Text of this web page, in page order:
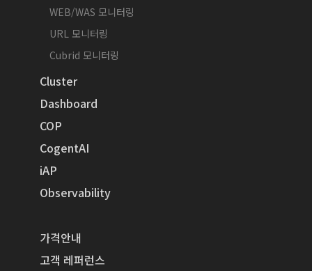
WEB/WAS 모니터링
URL 모니터링
Cubrid 모니터링
Cluster
Dashboard
COP
CogentAI
iAP
Observability
가격안내
고객 레퍼런스